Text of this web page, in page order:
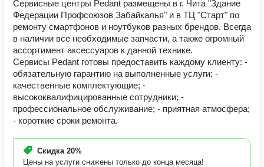
Сервисные центры Pedant размещены в г. Чита "Здание
Федерации Профсоюзов Забайкалья" и в ТЦ "Старт" по
ремонту смартфонов и ноутбуков разных брендов. Всегда
в наличии все необходимые запчасти, а также огромный
ассортимент аксессуаров к данной технике.
Сервисы Pedant готовы предоставить каждому клиенту: -
обязательную гарантию на выполненные услуги; -
качественные комплектующие; -
высококвалифицированные сотрудники; -
профессиональное обслуживание; - приятная атмосфера;
- короткие сроки ремонта.
Скидка 20%
Цены на услуги снижены только до конца месяца!